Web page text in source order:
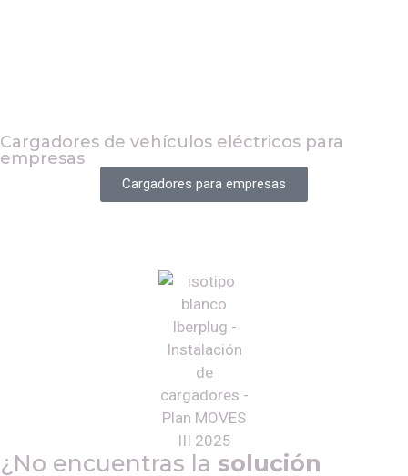
Cargadores de vehículos eléctricos para
empresas
Cargadores para empresas
¿No encuentras la solución